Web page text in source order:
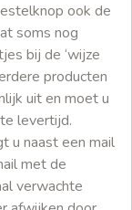
ook de
soms nog
bij de ‘wijze
producten
uit en moet u
levertijd.
u naast een mail
met de
verwachte